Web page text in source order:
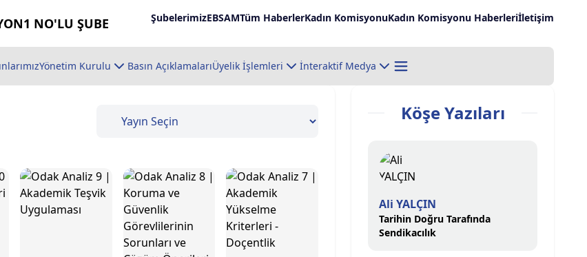
NO'LU ŞUBE ŞubelerimizEBSAMTüm HaberlerKadın KomisyonuKadın Komisyonu Haberleriİletişim
Yönetim Kurulu Basın AçıklamalarıÜyelik İşlemleri İnteraktif Medya
Köşe Yazıları
Ali YALÇIN
Tarihin Doğru Tarafında
Sendikacılık